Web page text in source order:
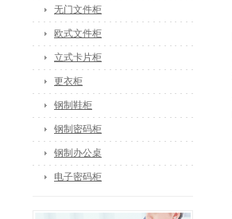
无门文件柜
欧式文件柜
立式卡片柜
更衣柜
钢制鞋柜
钢制密码柜
钢制办公桌
电子密码柜